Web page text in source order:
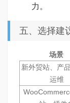
力。
五、选择建
场景
新外贸站、产
运维